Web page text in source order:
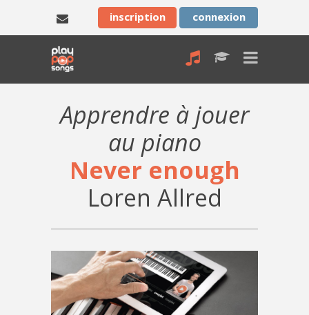
inscription connexion
Apprendre à jouer
au piano
Never enough
Loren Allred